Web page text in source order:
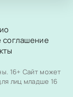
соглашение
16+ Сайт может
лиц младше 16